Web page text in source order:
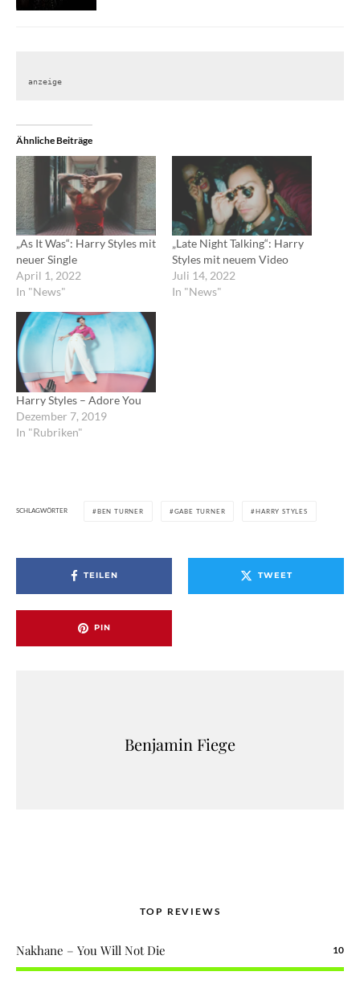
anzeige
Ähnliche Beiträge
„As It Was“: Harry Styles mit
neuer Single
April 1, 2022
In "News"
„Late Night Talking“: Harry
Styles mit neuem Video
Juli 14, 2022
In "News"
Harry Styles – Adore You
Dezember 7, 2019
In "Rubriken"
SCHLAGWÖRTER BEN TURNER GABE TURNER HARRY STYLES
TEILEN TWEET
PIN
Benjamin Fiege
TOP REVIEWS
Nakhane – You Will Not Die 10